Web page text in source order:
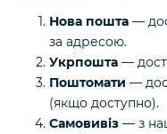
Нова пошта —
за адресою.
Укрпошта —
Поштомати —
(якщо доступно).
Самовивіз — з